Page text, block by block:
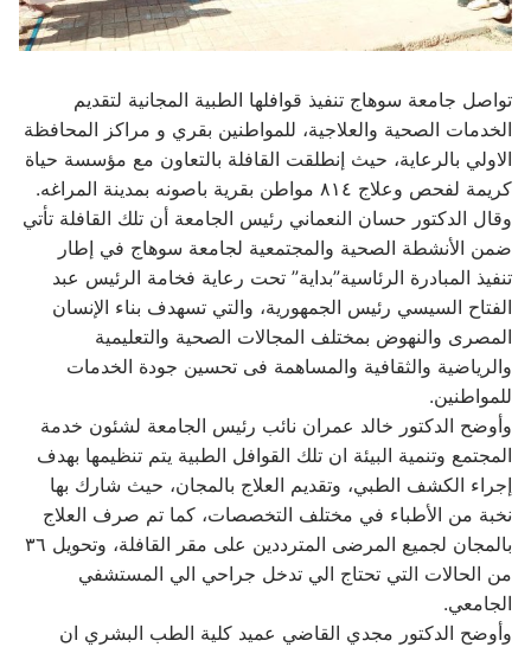
تواصل جامعة سوهاج تنفيذ قوافلها الطبية المجانية لتقديم
الخدمات الصحية والعلاجية، للمواطنين بقري و مراكز المحافظة
الاولي بالرعاية، حيث إنطلقت القافلة بالتعاون مع مؤسسة حياة
كريمة لفحص وعلاج ٨١٤ مواطن بقرية باصونه بمدينة المراغه.
وقال الدكتور حسان النعماني رئيس الجامعة أن تلك القافلة تأتي
ضمن الأنشطة الصحية والمجتمعية لجامعة سوهاج في إطار
تنفيذ المبادرة الرئاسية”بداية” تحت رعاية فخامة الرئيس عبد
الفتاح السيسي رئيس الجمهورية، والتي تسهدف بناء الإنسان
المصرى والنهوض بمختلف المجالات الصحية والتعليمية
والرياضية والثقافية والمساهمة فى تحسين جودة الخدمات
للمواطنين.
وأوضح الدكتور خالد عمران نائب رئيس الجامعة لشئون خدمة
المجتمع وتنمية البيئة ان تلك القوافل الطبية يتم تنظيمها بهدف
إجراء الكشف الطبي، وتقديم العلاج بالمجان، حيث شارك بها
نخبة من الأطباء في مختلف التخصصات، كما تم صرف العلاج
بالمجان لجميع المرضى المترددين على مقر القافلة، وتحويل ٣٦
من الحالات التي تحتاج الي تدخل جراحي الي المستشفي
الجامعي.
وأوضح الدكتور مجدي القاضي عميد كلية الطب البشري ان